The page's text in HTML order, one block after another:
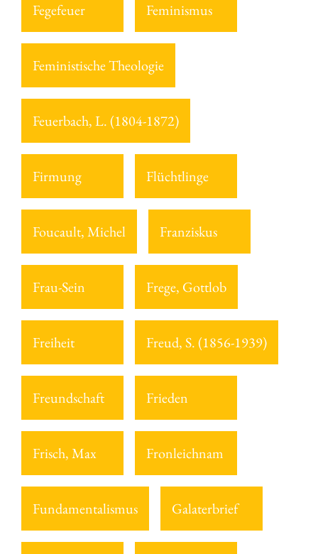
Fegefeuer Feminismus
Feministische Theologie
Feuerbach, L. (1804-1872)
Firmung Flüchtlinge
Foucault, Michel Franziskus
Frau-Sein Frege, Gottlob
Freiheit Freud, S. (1856-1939)
Freundschaft Frieden
Frisch, Max Fronleichnam
Fundamentalismus Galaterbrief